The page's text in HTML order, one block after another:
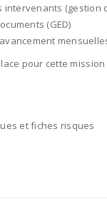
intervenants
(GED)
pour cette mission
et fiches risques